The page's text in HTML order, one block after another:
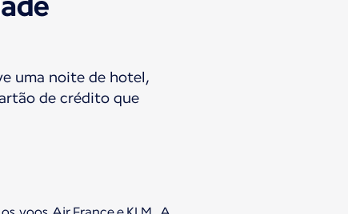
uma noite de hotel,
de crédito que